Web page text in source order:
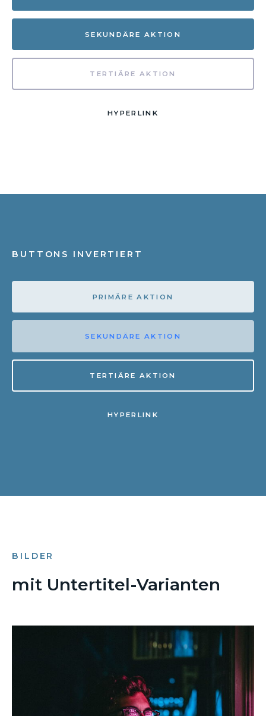
SEKUNDÄRE AKTION
TERTIÄRE AKTION
HYPERLINK
BUTTONS INVERTIERT
PRIMÄRE AKTION
SEKUNDÄRE AKTION
TERTIÄRE AKTION
HYPERLINK
BILDER
mit Untertitel-Varianten